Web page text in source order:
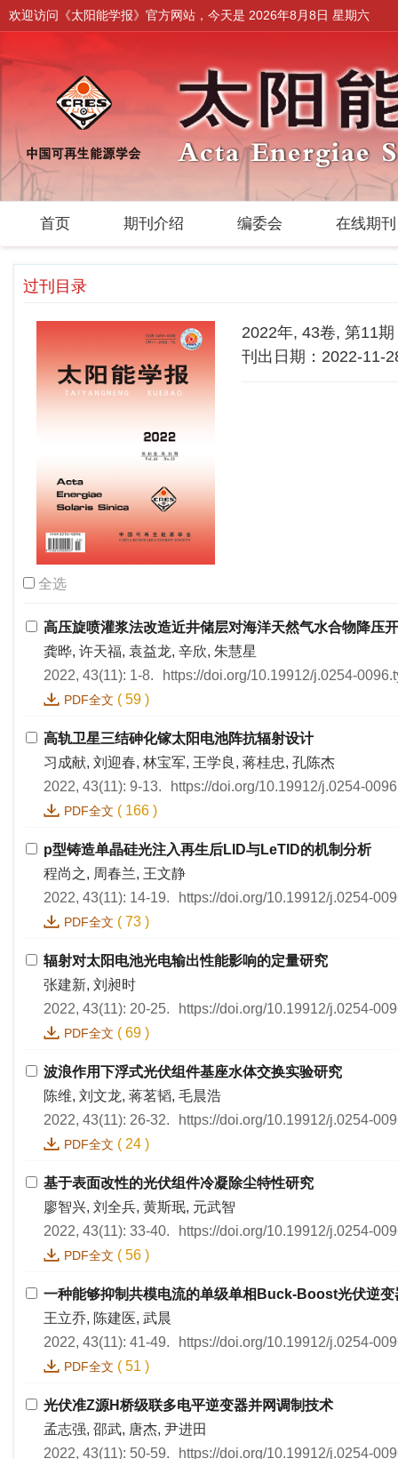
欢迎访问《太阳能学报》官方网站，今天是 2026年8月8日 星期六
首页 期刊介绍 编委会 在线期
过刊目录
2022年, 43卷, 第11期
刊出日期：2022-11-
全选
高压旋喷灌浆法改造近井储层对海洋天然气水合物降压
龚晔, 许天福, 袁益龙, 辛欣, 朱慧星
2022, 43(11): 1-8.
https://doi.org/10.19912/j.0254-
PDF全文 ( 59 )
高轨卫星三结砷化镓太阳电池阵抗辐射设计
习成献, 刘迎春, 林宝军, 王学良, 蒋桂忠, 孔陈杰
2022, 43(11): 9-13.
https://doi.org/10.19912/j.0254-
PDF全文 ( 166 )
p型铸造单晶硅光注入再生后LID与LeTID的机制分析
程尚之, 周春兰, 王文静
2022, 43(11): 14-19.
https://doi.org/10.19912/j.0254-
PDF全文 ( 73 )
辐射对太阳电池光电输出性能影响的定量研究
张建新, 刘昶时
2022, 43(11): 20-25.
https://doi.org/10.19912/j.0254-
PDF全文 ( 69 )
波浪作用下浮式光伏组件基座水体交换实验研究
陈维, 刘文龙, 蒋茗韬, 毛晨浩
2022, 43(11): 26-32.
https://doi.org/10.19912/j.0254-
PDF全文 ( 24 )
基于表面改性的光伏组件冷凝除尘特性研究
廖智兴, 刘全兵, 黄斯珉, 元武智
2022, 43(11): 33-40.
https://doi.org/10.19912/j.0254-
PDF全文 ( 56 )
一种能够抑制共模电流的单级单相Buck-Boost光伏逆变
王立乔, 陈建医, 武晨
2022, 43(11): 41-49.
https://doi.org/10.19912/j.0254-
PDF全文 ( 51 )
光伏准Z源H桥级联多电平逆变器并网调制技术
孟志强, 邵武, 唐杰, 尹进田
2022, 43(11): 50-59.
https://doi.org/10.19912/j.0254-